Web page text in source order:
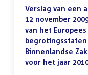
Verslag van een
12 november
van het
Binnenlandse
voor het jaar